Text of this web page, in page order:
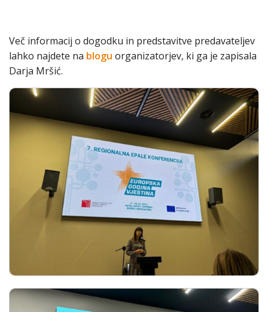
Več informacij o dogodku in predstavitve predavateljev
lahko najdete na blogu organizatorjev, ki ga je zapisala
Darja Mršić.